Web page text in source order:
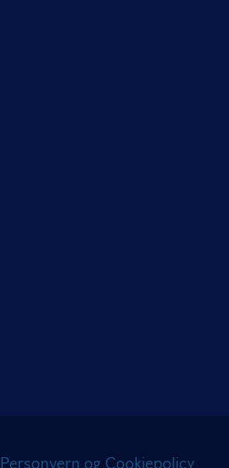
Personvern og Cookiepolicy